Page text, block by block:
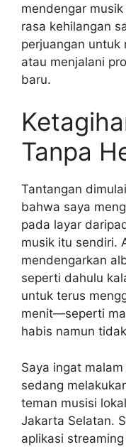
mendengar
rasa kehilangan
perjuangan untuk
atau menjalani
baru.
Tanpa
Tantangan
bahwa saya
pada layar
musik itu sendiri.
mendengarkan
seperti dahulu
untuk terus
menit—seperti
habis namun
Saya ingat
sedang
teman musisi
Jakarta Selatan.
aplikasi